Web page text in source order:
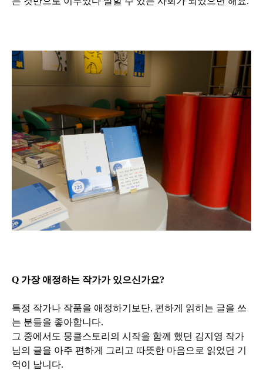
Q 가장 애정하는 작가가 있으신가요?
특정 작가나 작품을 애정하기보단, 편하게 읽히는 글을 쓰
는 분들을 좋아합니다.
그 중에서도 뭉클스토리의 시작을 함께 했던 김지영 작가
님의 글을 아주 편하게 그리고 따뜻한 마음으로 읽었던 기
억이 납니다.